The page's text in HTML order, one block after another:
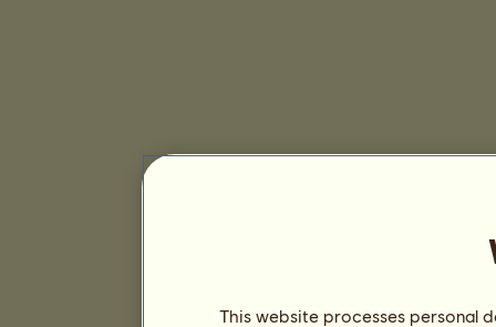
This website processes personal